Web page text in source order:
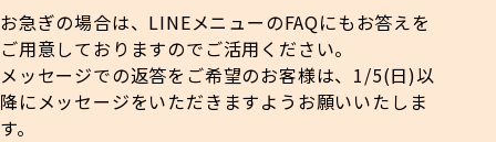
お急ぎの場合は、LINEメニューのFAQにもお答えを
ご用意しておりますのでご活用ください。
メッセージでの返答をご希望のお客様は、1/5(日)以
降にメッセージをいただきますようお願いいたしま
す。